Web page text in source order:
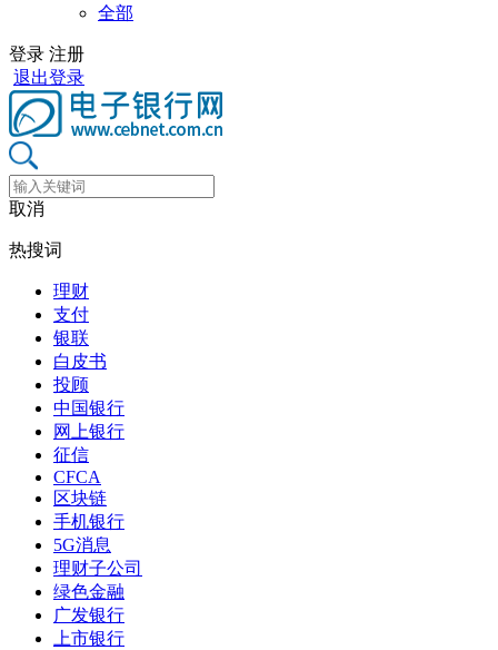
全部
登录 注册
退出登录
取消
热搜词
理财
支付
银联
白皮书
投顾
中国银行
网上银行
征信
CFCA
区块链
手机银行
5G消息
理财子公司
绿色金融
广发银行
上市银行